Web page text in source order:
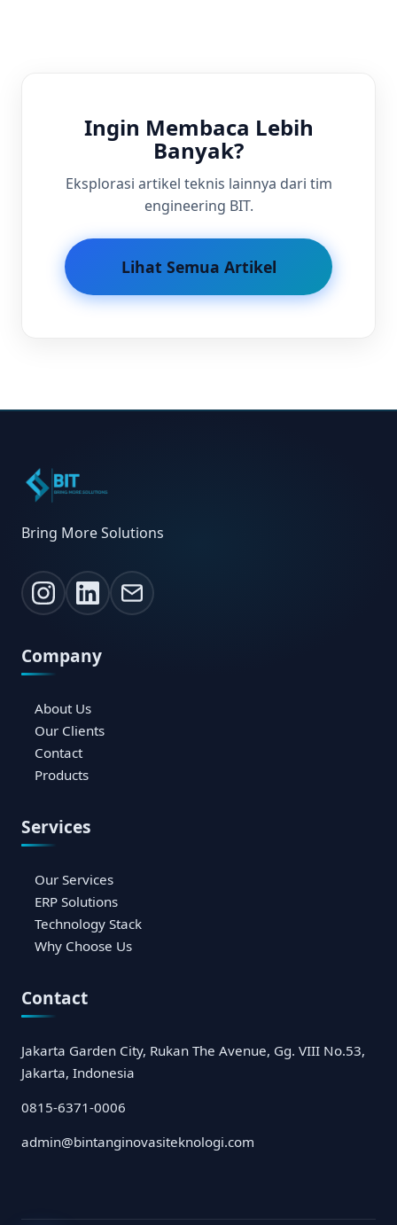
Ingin Membaca Lebih
Banyak?
Eksplorasi artikel teknis lainnya dari tim
engineering BIT.
Lihat Semua Artikel
Bring More Solutions
Company
About Us
Our Clients
Contact
Products
Services
Our Services
ERP Solutions
Technology Stack
Why Choose Us
Contact
Jakarta Garden City, Rukan The Avenue, Gg. VIII No.53,
Jakarta, Indonesia
0815-6371-0006
admin@bintanginovasiteknologi.com